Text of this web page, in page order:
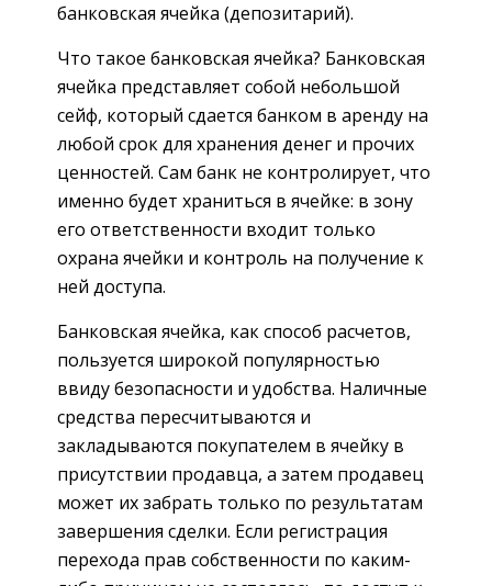
банковская ячейка (депозитарий).
Что такое банковская ячейка? Банковская
ячейка представляет собой небольшой
сейф, который сдается банком в аренду на
любой срок для хранения денег и прочих
ценностей. Сам банк не контролирует, что
именно будет храниться в ячейке: в зону
его ответственности входит только
охрана ячейки и контроль на получение к
ней доступа.
Банковская ячейка, как способ расчетов,
пользуется широкой популярностью
ввиду безопасности и удобства. Наличные
средства пересчитываются и
закладываются покупателем в ячейку в
присутствии продавца, а затем продавец
может их забрать только по результатам
завершения сделки. Если регистрация
перехода прав собственности по каким-